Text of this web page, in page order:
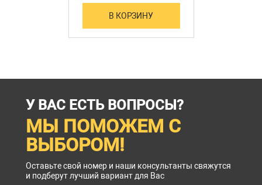
В КОРЗИНУ
У ВАС ЕСТЬ ВОПРОСЫ?
МЫ ПОМОЖЕМ С
ВЫБОРОМ!
Оставьте свой номер и наши консультанты свяжутся
и подберут лучший вариант для Вас